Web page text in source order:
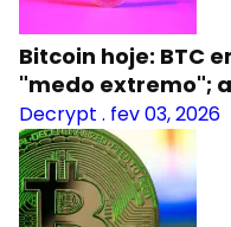
Bitcoin hoje: BTC
"medo extremo";
Decrypt . fev 03, 2026